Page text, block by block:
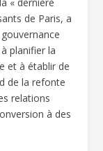
« dernière
de Paris, a
planifier la
et à établir de
de la refonte
relations
à des